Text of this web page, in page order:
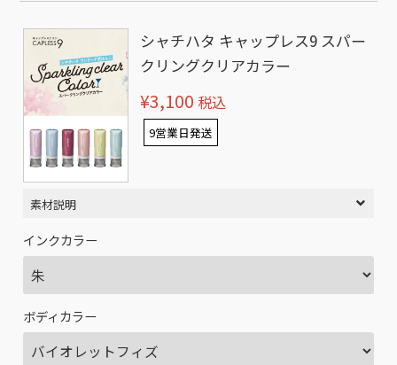
シャチハタ キャップレス9 スパー
クリングクリアカラー
¥3,100 税込
9営業日発送
素材説明
インクカラー
ボディカラー